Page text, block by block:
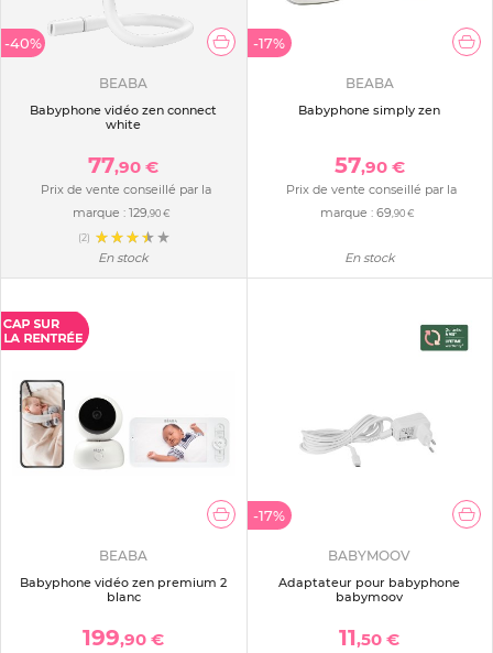
-40%
BEABA
Babyphone vidéo zen connect
white
77,90 €
Prix de vente conseillé par la
marque : 129,90 €
(2)
En stock
-17%
BEABA
Babyphone simply zen
57,90 €
Prix de vente conseillé par la
marque : 69,90 €
En stock
BEABA
Babyphone vidéo zen premium 2
blanc
199,90 €
-17%
BABYMOOV
Adaptateur pour babyphone
babymoov
11,50 €